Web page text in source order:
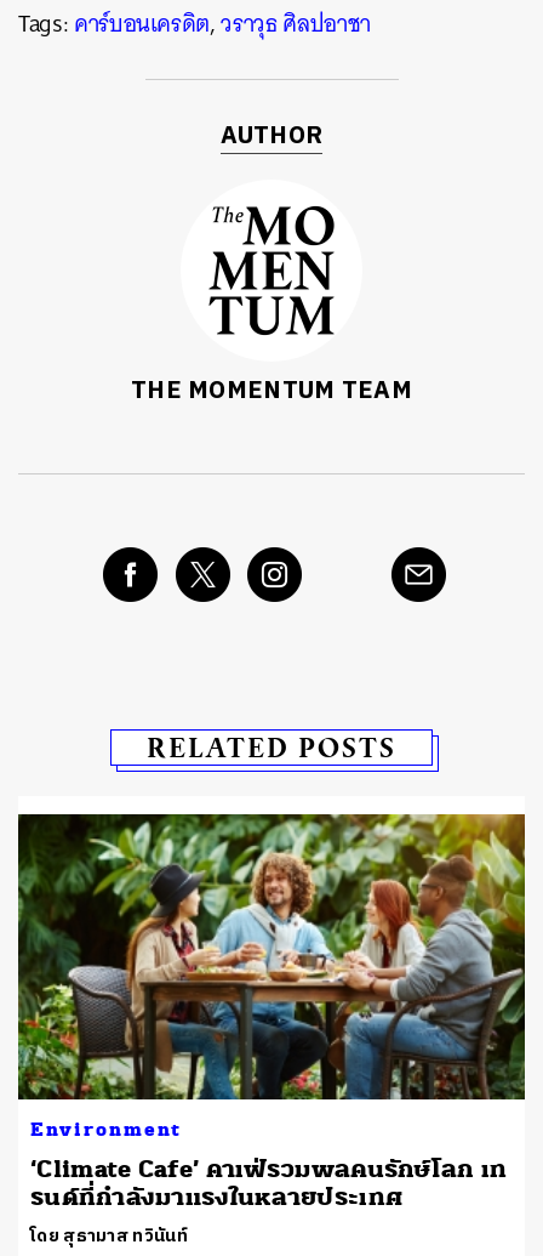
Tags:คาร์บอนเครดิต,วราวุธ ศิลปอาชา
AUTHOR
THE MOMENTUM TEAM
RELATED POSTS
Environment
‘Climate Cafe’ คาเฟ่รวมพลคนรักษ์โลก เท
รนด์ที่กำลังมาแรงในหลายประเทศ
โดย สุธามาส ทวินันท์